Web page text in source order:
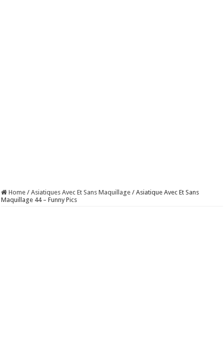
Home / Asiatiques Avec Et Sans Maquillage / Asiatique Avec Et Sans
Maquillage 44 – Funny Pics